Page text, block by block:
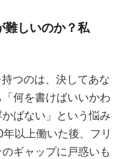
難しいのか？私
つのは、決してあな
何を書けばいいかわ
ばない」という悩み
以上働いた後、フリ
ギャップに戸惑いも